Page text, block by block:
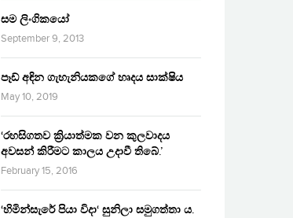
සම ලිංගිකයෝ
September 9, 2013
පෑඩ් අඳින ගැහැනියකගේ හෘදය සාක්ෂිය
May 10, 2019
‘රහසිගතව ක්‍රියාත්මක වන කුලවාදය
අවසන් කිරීමට කාලය උදාවී තිබේ.’
February 15, 2016
‘හිමින්සැරේ පියා විදා‘ සුනිලා සමුගත්තා ය.